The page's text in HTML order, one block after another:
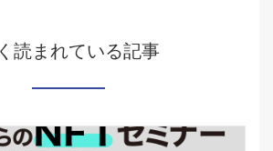
読まれている記事